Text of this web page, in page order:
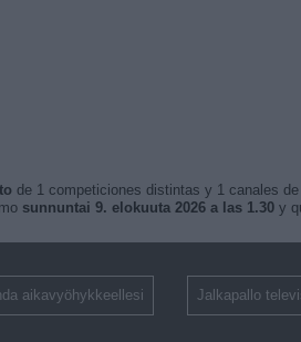
de 1 competiciones distintas y 1 canales
sunnuntai 9. elokuuta 2026 a las 1.30y
aikavyöhykkeellesi Jalkapallo